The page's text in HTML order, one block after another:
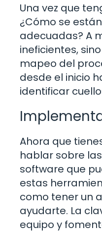
Una vez que
¿Cómo se
adecuadas? A
ineficientes,
mapeo del
desde el inicio
identificar
Ahora que
hablar sobre
software que
estas
como tener un
ayudarte. La
equipo y